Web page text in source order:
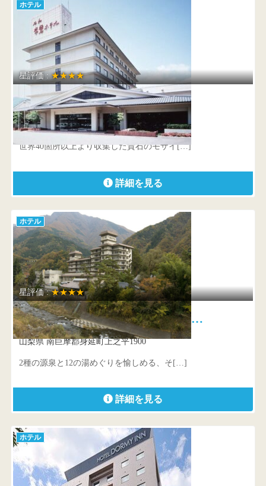
ホテル
星評価 :★★★★
湯和み 別館 石和常磐ホテル
山梨県 笛吹市石和町川中島1607-14
世界40箇所以上より収集した貴石のモザイ[…]
詳細を見る
ホテル
星評価 :★★★★
下部ホテル 2種の源泉と12の…
山梨県 南巨摩郡身延町上之平1900
2種の源泉と12の湯めぐりを愉しめる、そ[…]
詳細を見る
ホテル